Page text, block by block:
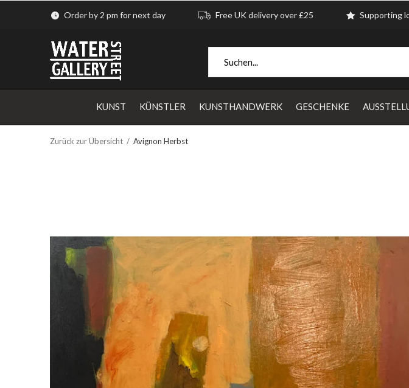
KUNST KÜNSTLER KUNSTHANDWERK GESCHENKE
Order by 2 pm for next day Free UK delivery over £25 Supporting
Zurück zur Übersicht Avignon Herbst